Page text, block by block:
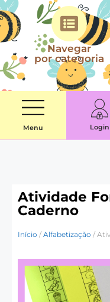
Navegar
por categoria
Menu Login
Atividade
Caderno
Início / Alfabetização /